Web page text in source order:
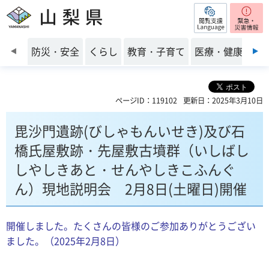
山梨県 閲覧支援
前のスライドを表示
防災・安全 くらし 教育・子育て 医療・健康・福
ページID：119102 更新日：2025年3月10日
毘沙門遺跡(びしゃもんいせき)及び石
橋氏屋敷跡・先屋敷古墳群（いしばし
しやしきあと・せんやしきこふんぐ
ん）現地説明会 2月8日(土曜日)開催
開催しました。たくさんの皆様のご参加ありがとうござい
ました。（2025年2月8日）